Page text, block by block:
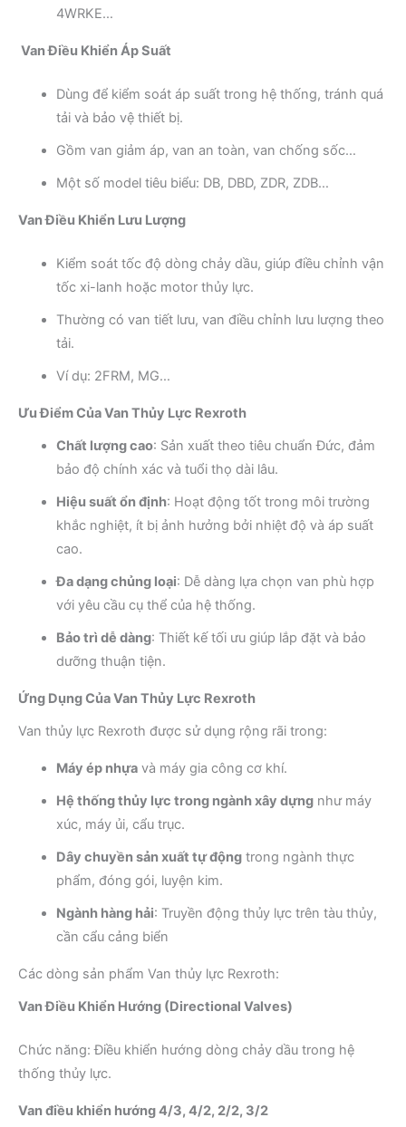
4WRKE…
Van Điều Khiển Áp Suất
Dùng để kiểm soát áp suất trong hệ thống, tránh quá
tải và bảo vệ thiết bị.
Gồm van giảm áp, van an toàn, van chống sốc…
Một số model tiêu biểu: DB, DBD, ZDR, ZDB…
Van Điều Khiển Lưu Lượng
Kiểm soát tốc độ dòng chảy dầu, giúp điều chỉnh vận
tốc xi-lanh hoặc motor thủy lực.
Thường có van tiết lưu, van điều chỉnh lưu lượng theo
tải.
Ví dụ: 2FRM, MG…
Ưu Điểm Của Van Thủy Lực Rexroth
Chất lượng cao: Sản xuất theo tiêu chuẩn Đức, đảm
bảo độ chính xác và tuổi thọ dài lâu.
Hiệu suất ổn định: Hoạt động tốt trong môi trường
khắc nghiệt, ít bị ảnh hưởng bởi nhiệt độ và áp suất
cao.
Đa dạng chủng loại: Dễ dàng lựa chọn van phù hợp
với yêu cầu cụ thể của hệ thống.
Bảo trì dễ dàng: Thiết kế tối ưu giúp lắp đặt và bảo
dưỡng thuận tiện.
Ứng Dụng Của Van Thủy Lực Rexroth
Van thủy lực Rexroth được sử dụng rộng rãi trong:
Máy ép nhựa và máy gia công cơ khí.
Hệ thống thủy lực trong ngành xây dựng như máy
xúc, máy ủi, cẩu trục.
Dây chuyền sản xuất tự động trong ngành thực
phẩm, đóng gói, luyện kim.
Ngành hàng hải: Truyền động thủy lực trên tàu thủy,
cần cẩu cảng biển
Các dòng sản phẩm Van thủy lực Rexroth:
Van Điều Khiển Hướng (Directional Valves)
Chức năng: Điều khiển hướng dòng chảy dầu trong hệ
thống thủy lực.
Van điều khiển hướng 4/3, 4/2, 2/2, 3/2